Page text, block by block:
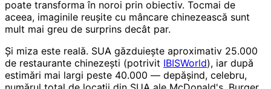
poate transforma în noroi prin obiectiv. Tocmai de
aceea, imaginile reușite cu mâncare chinezească sunt
mult mai greu de surprins decât par.
Și miza este reală. SUA găzduiește aproximativ 25.000
de restaurante chinezești (potrivit IBISWorld), iar după
estimări mai largi peste 40.000 — depășind, celebru,